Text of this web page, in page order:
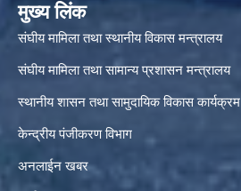
मुख्य लिंक
संघीय मामिला तथा स्थानीय विकास मन्त्रालय
संघीय मामिला तथा सामान्य प्रशासन मन्त्रालय
स्थानीय शासन तथा सामुदायिक विकास कार्यक्रम
केन्द्रीय पंजीकरण विभाग
अनलाईन खबर